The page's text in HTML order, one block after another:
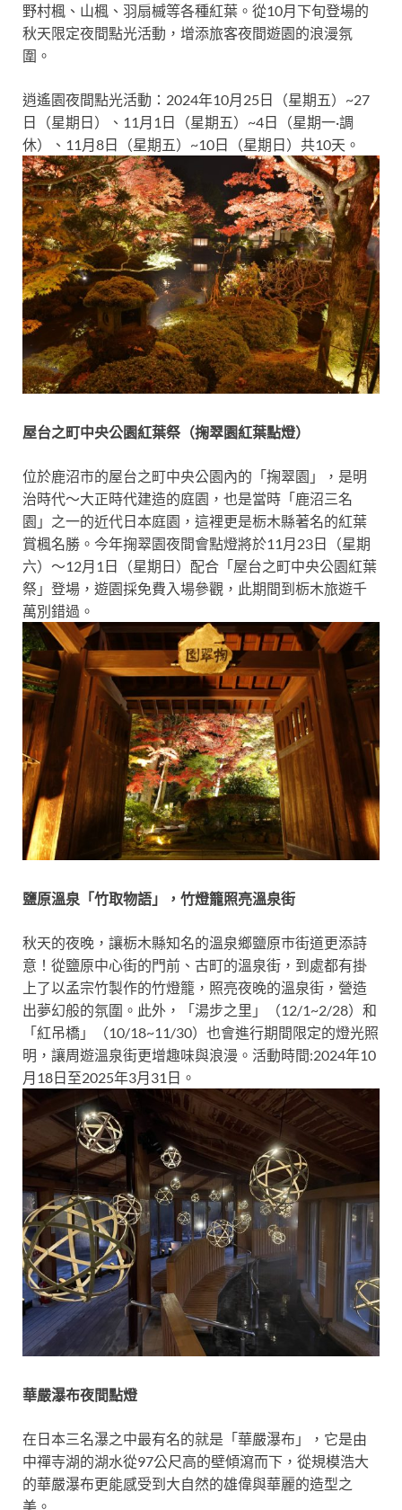
野村楓、山楓、羽扇槭等各種紅葉。從10月下旬登場的
秋天限定夜間點光活動，增添旅客夜間遊園的浪漫氛
圍。
逍遙園夜間點光活動：2024年10月25日（星期五）~27
日（星期日）、11月1日（星期五）~4日（星期一·調
休）、11月8日（星期五）~10日（星期日）共10天。
屋台之町中央公園紅葉祭（掬翠園紅葉點燈）
位於鹿沼市的屋台之町中央公園內的「掬翠園」，是明
治時代～大正時代建造的庭園，也是當時「鹿沼三名
園」之一的近代日本庭園，這裡更是栃木縣著名的紅葉
賞楓名勝。今年掬翠園夜間會點燈將於11月23日（星期
六）～12月1日（星期日）配合「屋台之町中央公園紅葉
祭」登場，遊園採免費入場參觀，此期間到栃木旅遊千
萬別錯過。
鹽原溫泉「竹取物語」，竹燈籠照亮溫泉街
秋天的夜晚，讓栃木縣知名的溫泉鄉鹽原巿街道更添詩
意！從鹽原中心街的門前、古町的溫泉街，到處都有掛
上了以孟宗竹製作的竹燈籠，照亮夜晚的溫泉街，營造
出夢幻般的氛圍。此外，「湯步之里」（12/1~2/28）和
「紅吊橋」（10/18~11/30）也會進行期間限定的燈光照
明，讓周遊溫泉街更增趣味與浪漫。活動時間:2024年10
月18日至2025年3月31日。
華嚴瀑布夜間點燈
在日本三名瀑之中最有名的就是「華嚴瀑布」，它是由
中禪寺湖的湖水從97公尺高的壁傾瀉而下，從規模浩大
的華嚴瀑布更能感受到大自然的雄偉與華麗的造型之
美。